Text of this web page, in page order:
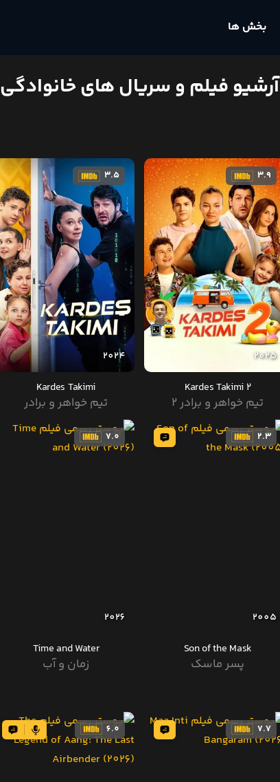
بخش ها
آرشیو فیلم و سریال های خانوادگی
3.9
2025
Kardes Takimi 2
تیم خواهر و برادر 2
3.5
2024
Kardes Takimi
تیم خواهر و برادر
2.3
2005
Son of the Mask
پسر ماسک
7.0
2026
Time and Water
زمان و آب
7.7
6.0